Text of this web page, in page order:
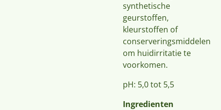
synthetische
geurstoffen,
kleurstoffen of
conserveringsmiddelen
om huidirritatie te
voorkomen.
pH: 5,0 tot 5,5
Ingredienten